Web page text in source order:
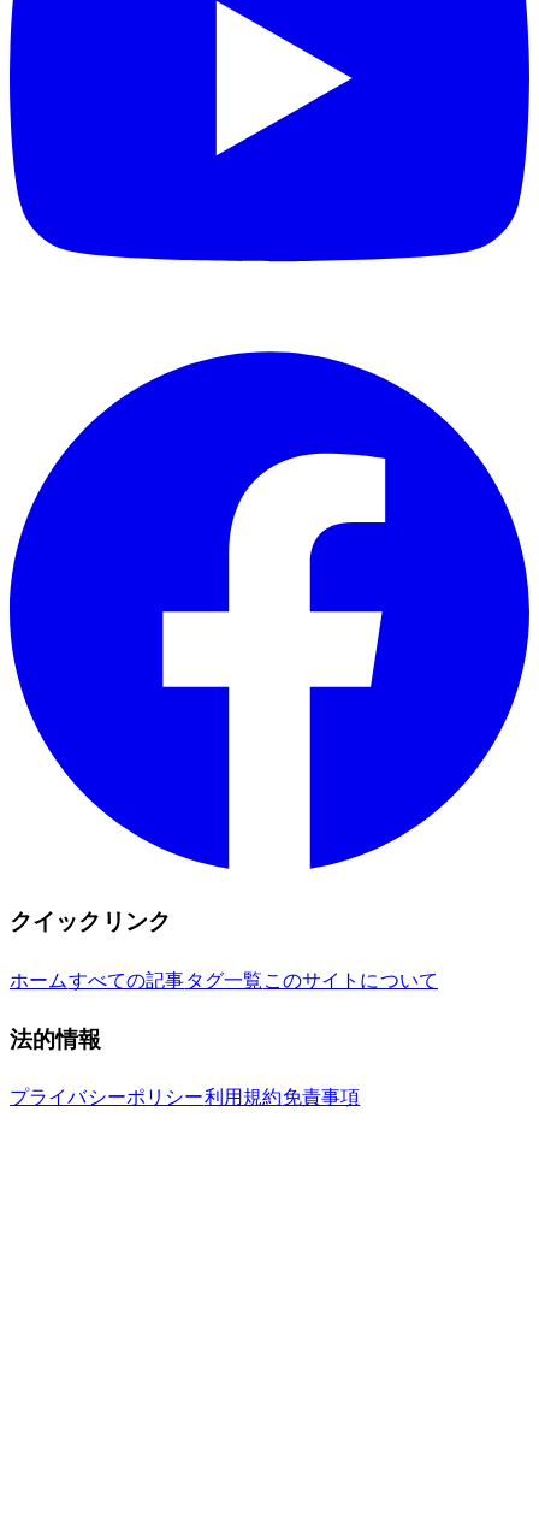
クイックリンク
ホームすべての記事タグ一覧 このサイトについて
法的情報
プライバシーポリシー利用規約免責事項